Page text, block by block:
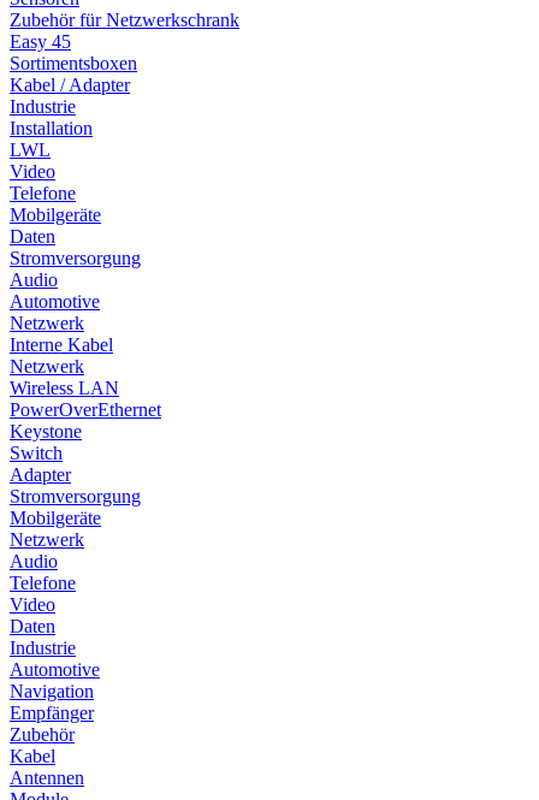
Zubehör für Netzwerkschrank
Easy 45
Sortimentsboxen
Kabel / Adapter
Industrie
Installation
LWL
Video
Telefone
Mobilgeräte
Daten
Stromversorgung
Audio
Automotive
Netzwerk
Interne Kabel
Netzwerk
Wireless LAN
PowerOverEthernet
Keystone
Switch
Adapter
Stromversorgung
Mobilgeräte
Netzwerk
Audio
Telefone
Video
Daten
Industrie
Automotive
Navigation
Empfänger
Zubehör
Kabel
Antennen